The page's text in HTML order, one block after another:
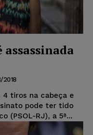
assassinada
2018
4 tiros na cabeça e
pode ter tido
(PSOL-RJ), a 5ª...